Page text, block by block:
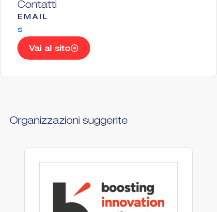
Contatti
EMAIL
s
Vai al sito
Organizzazioni suggerite